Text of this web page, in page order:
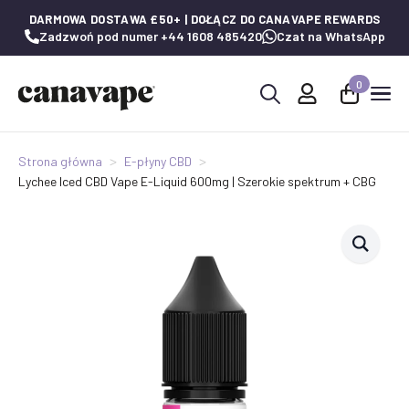
DARMOWA DOSTAWA £50+ | DOŁĄCZ DO CANAVAPE REWARDS
Zadzwoń pod numer +44 1608 485420 Czat na WhatsApp
0
Strona główna
E-płyny CBD
Lychee Iced CBD Vape E-Liquid 600mg | Szerokie spektrum + CBG